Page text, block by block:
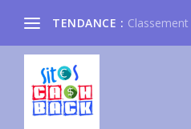
TENDANCE :